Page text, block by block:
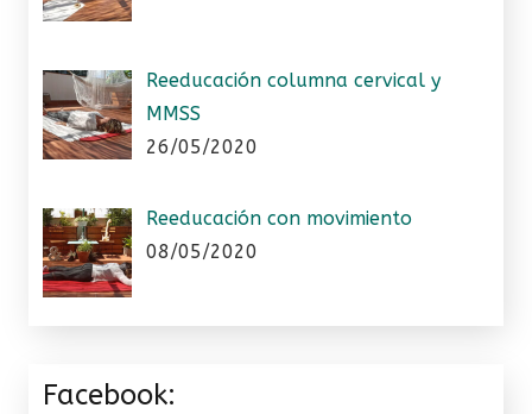
Reeducación columna cervical y
MMSS
26/05/2020
Reeducación con movimiento
08/05/2020
Facebook: